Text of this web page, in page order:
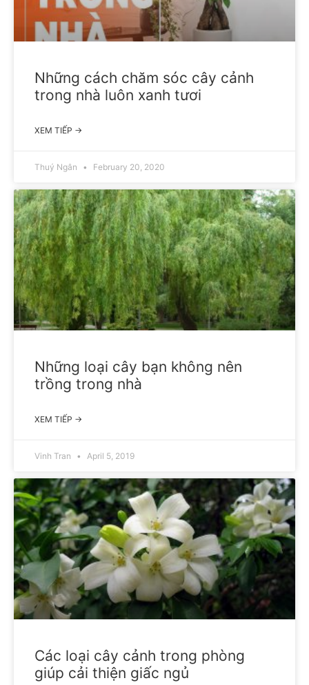
Những cách chăm sóc cây cảnh
trong nhà luôn xanh tươi
XEM TIẾP →
Thuý Ngân February 20, 2020
Những loại cây bạn không nên
trồng trong nhà
XEM TIẾP →
Vinh Tran April 5, 2019
Các loại cây cảnh trong phòng
giúp cải thiện giấc ngủ